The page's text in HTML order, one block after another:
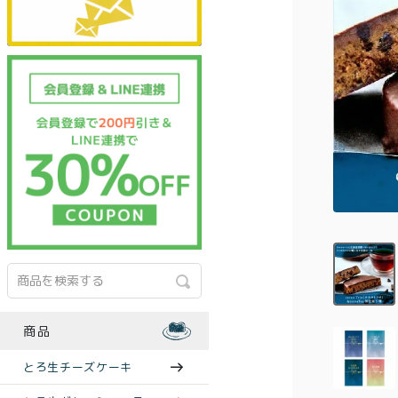
商品
とろ生チーズケーキ